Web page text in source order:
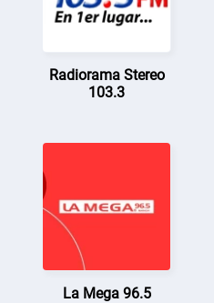
Radiorama Stereo
103.3
La Mega 96.5